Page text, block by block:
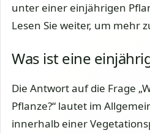
unter einer einjährigen
Lesen Sie weiter, um mehr
Was ist eine
Die Antwort auf die Frage
Pflanze?“ lautet im
innerhalb einer